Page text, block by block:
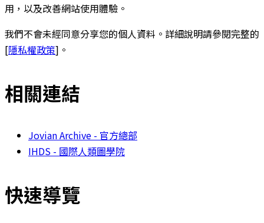
用，以及改善網站使用體驗。
我們不會未經同意分享您的個人資料。詳細說明請參閱完整的
[隱私權政策]。
相關連結
Jovian Archive - 官方總部
IHDS - 國際人類圖學院
快速導覽